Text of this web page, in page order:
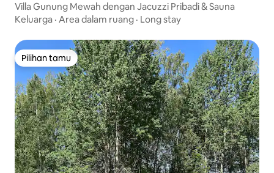
Villa Gunung Mewah dengan Jacuzzi Pribadi & Sauna
Keluarga · Area dalam ruang · Long stay
Pilihan tamu
Pilihan tamu